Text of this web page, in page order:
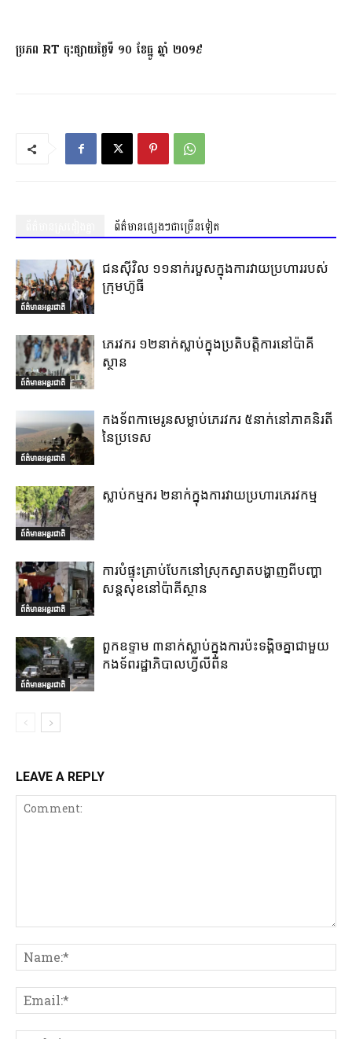
ប្រភព RT ចុះផ្សាយថ្ងៃទី ១០ ខែធ្នូ ឆ្នាំ ២០១៩
ព័ត៌មានផ្សេងៗជាច្រើនទៀត
ព័ត៌មានអន្តរជាតិ
ជនស៊ីវិល ១១នាក់របួសក្នុងការវាយប្រហាររបស់
ក្រុមហ៊ូធី
ព័ត៌មានអន្តរជាតិ
ភេរវករ ១២នាក់ស្លាប់ក្នុងប្រតិបត្តិការនៅប៉ាគី
ស្ថាន
ព័ត៌មានអន្តរជាតិ
កងទ័ពកាមេរូនសម្លាប់ភេរវករ ៥នាក់នៅភាគនិរតី
នៃប្រទេស
ព័ត៌មានអន្តរជាតិ
ស្លាប់កម្មករ ២នាក់ក្នុងការវាយប្រហារភេរវកម្ម
ព័ត៌មានអន្តរជាតិ
ការបំផ្ទុះគ្រាប់បែកនៅស្រុកស្វាតបង្ហាញពីបញ្ហា
សន្តសុខនៅប៉ាគីស្ថាន
ព័ត៌មានអន្តរជាតិ
ពួកឧទ្ទាម ៣នាក់ស្លាប់ក្នុងការប៉ះទង្គិចគ្នាជាមួយ
កងទ័ពរដ្ឋាភិបាលហ្វីលីពីន
LEAVE A REPLY